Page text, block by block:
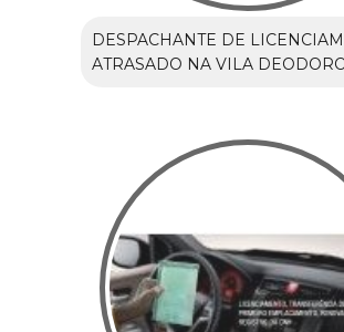
DESPACHANTE DE
ATRASADO NA VILA